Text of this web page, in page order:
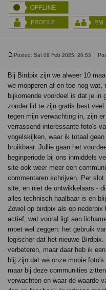
Posted: Sat 08 Feb 2025, 20:53
Bij Birdpix zijn we alweer 10
we mopperen af en toe nog
bijkomende voordeel is dat je in
zonder lid te zijn gratis best
tegen mijn verwachting in, zijn
verrassend interessante foto's
vogelskijken, waar ik totaal
bruikbaar. Jullie gaan het
beginperiode bij ons inmiddels
site ook weer meer een
commentaren schrijven. Per
site, en niet de ontwikkelaars -
alles technisch haalbaar is en
Zowel op birdpix als op
actief, wat vooral ligt aan
moet wel zeggen: het gebruik
logischer dat het nieuwe
verbeteren, maar daar heb ik
blij zijn dat we onze mooie
maar bij deze communities
verwachten en waar de waarde